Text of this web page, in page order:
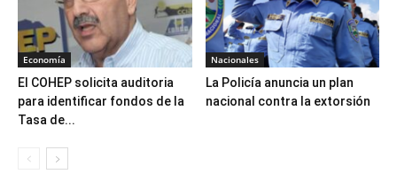
Economía
El COHEP solicita auditoria
para identificar fondos de la
Tasa de...
Nacionales
La Policía anuncia un plan
nacional contra la extorsión